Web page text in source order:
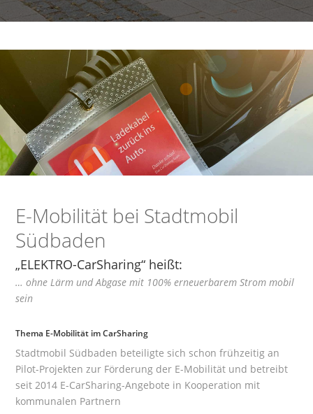
E-Mobilität bei Stadtmobil
Südbaden
„ELEKTRO-CarSharing“ heißt:
… ohne Lärm und Abgase mit 100% erneuerbarem Strom mobil
sein
Thema E-Mobilität im CarSharing
Stadtmobil Südbaden beteiligte sich schon frühzeitig an
Pilot-Projekten zur Förderung der E-Mobilität und betreibt
seit 2014 E-CarSharing-Angebote in Kooperation mit
kommunalen Partnern